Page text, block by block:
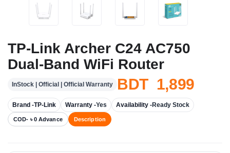
TP-Link Archer C24 AC750
Dual-Band WiFi Router
InStock | Official | Official Warranty BDT 1,899
Brand -TP-Link Warranty -Yes Availability -Ready Stock
COD- ৳ 0 Advance Description